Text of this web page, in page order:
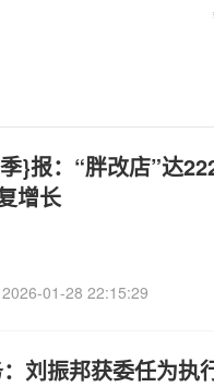
}报：“胖改店”达
增长
2026-01-28 22:15:29
刘振邦获委任为执